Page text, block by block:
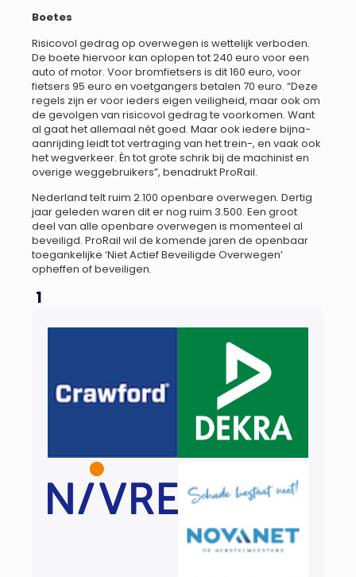
Boetes
Risicovol gedrag op overwegen is wettelijk verboden.
De boete hiervoor kan oplopen tot 240 euro voor een
auto of motor. Voor bromfietsers is dit 160 euro, voor
fietsers 95 euro en voetgangers betalen 70 euro. “Deze
regels zijn er voor ieders eigen veiligheid, maar ook om
de gevolgen van risicovol gedrag te voorkomen. Want
al gaat het allemaal nét goed. Maar ook iedere bijna-
aanrijding leidt tot vertraging van het trein-, en vaak ook
het wegverkeer. Én tot grote schrik bij de machinist en
overige weggebruikers”, benadrukt ProRail.
Nederland telt ruim 2.100 openbare overwegen. Dertig
jaar geleden waren dit er nog ruim 3.500. Een groot
deel van alle openbare overwegen is momenteel al
beveiligd. ProRail wil de komende jaren de openbaar
toegankelijke ‘Niet Actief Beveiligde Overwegen’
opheffen of beveiligen.
1